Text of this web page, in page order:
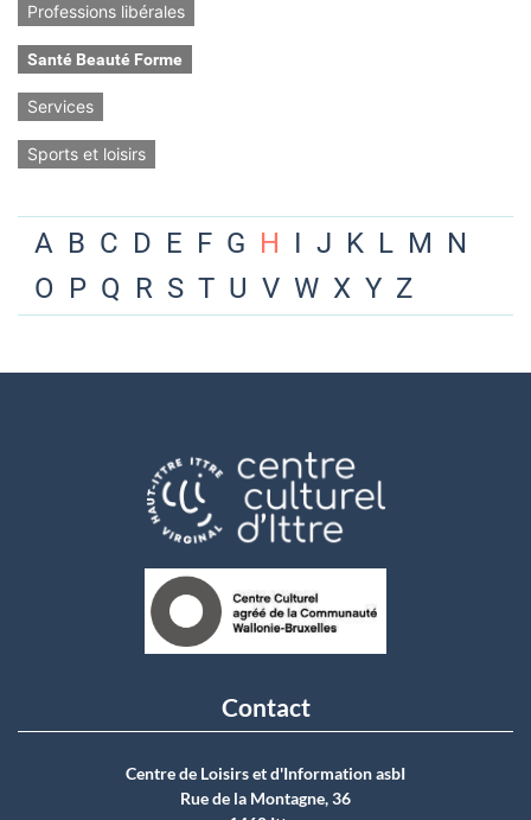
Professions libérales
Santé Beauté Forme
Services
Sports et loisirs
A B C D E F G H I J K L M N
O P Q R S T U V W X Y Z
Contact
Centre de Loisirs et d'Information asbI
Rue de la Montagne, 36